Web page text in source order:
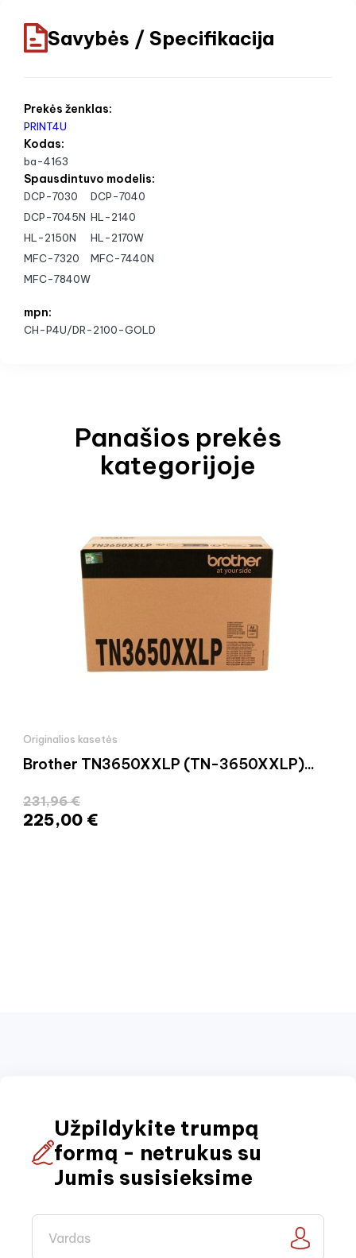
Savybės / Specifikacija
Prekės ženklas:
PRINT4U
Kodas:
ba-4163
Spausdintuvo modelis:
DCP-7030
DCP-7040
DCP-7045N HL-2140
HL-2150N
HL-2170W
MFC-7320
MFC-7440N
MFC-7840W
mpn:
CH-P4U/DR-2100-GOLD
Panašios prekės
kategorijoje
Originalios kasetės
Brother TN3650XXLP (TN-3650XXLP)...
231,96 €
225,00 €
Užpildykite trumpą
formą - netrukus su
Jumis susisieksime